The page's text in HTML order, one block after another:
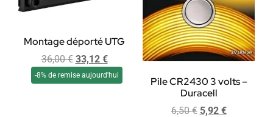
Montage déporté UTG
36,00€ 33,12 €
-8% de remise aujourd'hui
Pile CR2430 3 volts –
Duracell
6,50€ 5,92 €